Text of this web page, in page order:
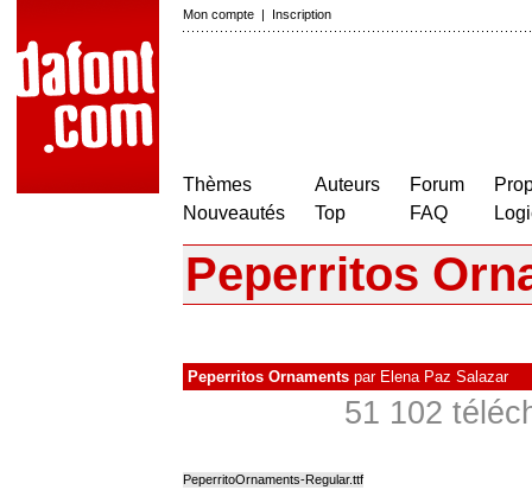
Mon compte | Inscription
Thèmes
Nouveautés
Auteurs
Top
Forum
FAQ
Peperritos
Peperritos Ornaments par Elena Paz Salazar
51 102
PeperritoOrnaments-Regular.ttf